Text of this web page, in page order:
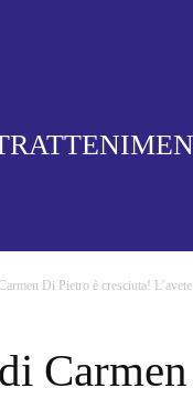
Di Pietro è cresciuta!